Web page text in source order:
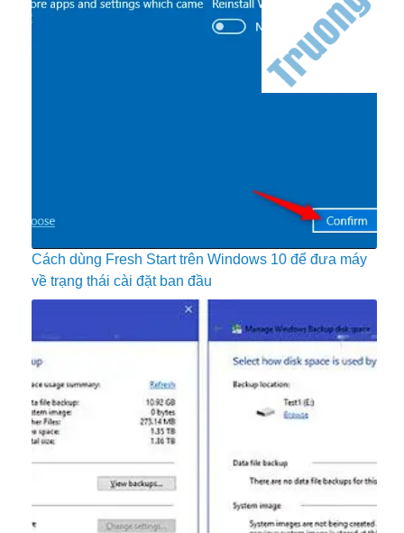
Cách dùng Fresh Start trên Windows 10 để đưa máy
về trạng thái cài đặt ban đầu